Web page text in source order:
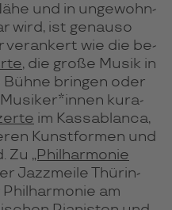
und in unge­wohn­
wird, ist ge­nau­so
ver­an­kert wie die be­
, die große Musik in
Bühne brin­gen oder
kura­
im Kas­sa­blan­ca,
Kunst­for­men und
Zu „Phil­har­mo­nie
Jazz­meile Thü­rin­
am